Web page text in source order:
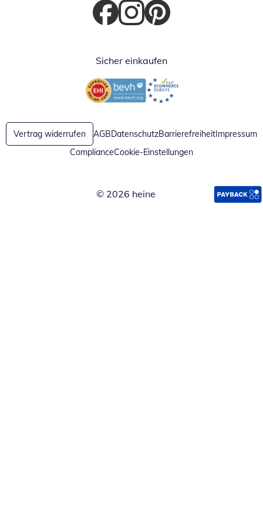
Öffnet in neuem Fenster
Öffnet in neuem Fenster
Öffnet in neuem Fenster
Sicher einkaufen
Öffnet in neuem FensterÖffnet in neuem Fenster
Vertrag widerrufen AGBDatenschutzBarrierefreiheitImpressum
ComplianceCookie-Einstellungen
© 2026 heine